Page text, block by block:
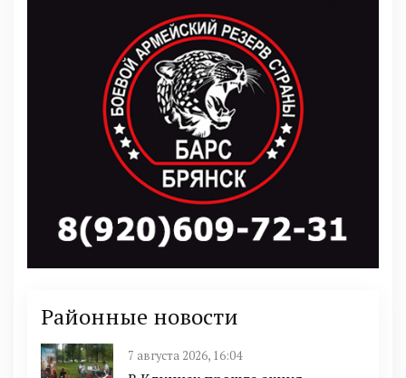
Районные новости
7 августа 2026, 16:04